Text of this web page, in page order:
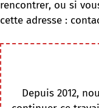
rencontrer, ou si
cette adresse :
Depuis 2012,